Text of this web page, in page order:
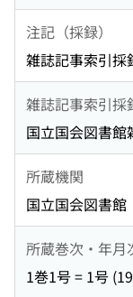
注記（採録）
雑誌記事索引採
雑誌記事索引採
国立国会図書館
所蔵機関
国立国会図書館
所蔵巻次・年月
1巻1号 = 1号